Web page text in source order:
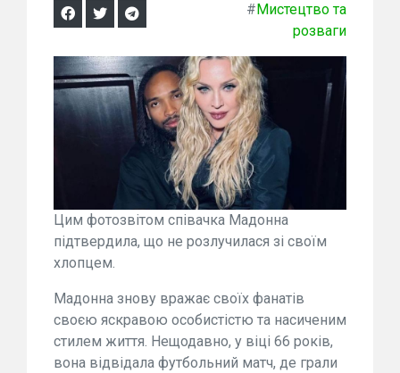
#Мистецтво та
розваги
Цим фотозвітом співачка Мадонна
підтвердила, що не розлучилася зі своїм
хлопцем.
Мадонна знову вражає своїх фанатів
своєю яскравою особистістю та насиченим
стилем життя. Нещодавно, у віці 66 років,
вона відвідала футбольний матч, де грали